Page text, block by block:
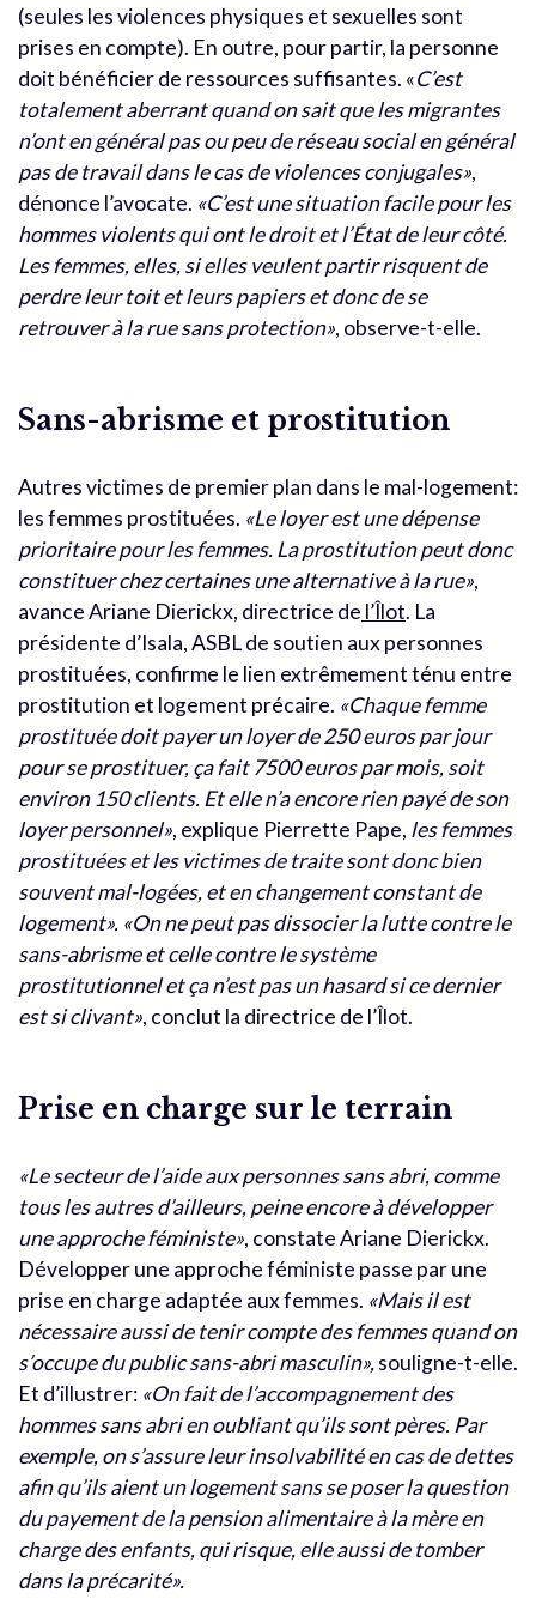
(seules les violences physiques et sexuelles sont
prises en compte). En outre, pour partir, la personne
doit bénéficier de ressources suffisantes. «C’est
totalement aberrant quand on sait que les migrantes
n’ont en général pas ou peu de réseau social en général
pas de travail dans le cas de violences conjugales»,
dénonce l’avocate. «C’est une situation facile pour les
hommes violents qui ont le droit et l’État de leur côté.
Les femmes, elles, si elles veulent partir risquent de
perdre leur toit et leurs papiers et donc de se
retrouver à la rue sans protection», observe-t-elle.
Sans-abrisme et prostitution
Autres victimes de premier plan dans le mal-logement:
les femmes prostituées. «Le loyer est une dépense
prioritaire pour les femmes. La prostitution peut donc
constituer chez certaines une alternative à la rue»,
avance Ariane Dierickx, directrice de l’Îlot. La
présidente d’Isala, ASBL de soutien aux personnes
prostituées, confirme le lien extrêmement ténu entre
prostitution et logement précaire. «Chaque femme
prostituée doit payer un loyer de 250 euros par jour
pour se prostituer, ça fait 7500 euros par mois, soit
environ 150 clients. Et elle n’a encore rien payé de son
loyer personnel», explique Pierrette Pape, les femmes
prostituées et les victimes de traite sont donc bien
souvent mal-logées, et en changement constant de
logement». «On ne peut pas dissocier la lutte contre le
sans-abrisme et celle contre le système
prostitutionnel et ça n’est pas un hasard si ce dernier
est si clivant», conclut la directrice de l’Îlot.
Prise en charge sur le terrain
«Le secteur de l’aide aux personnes sans abri, comme
tous les autres d’ailleurs, peine encore à développer
une approche féministe», constate Ariane Dierickx.
Développer une approche féministe passe par une
prise en charge adaptée aux femmes. «Mais il est
nécessaire aussi de tenir compte des femmes quand on
s’occupe du public sans-abri masculin»,souligne-t-elle.
Et d’illustrer: «On fait de l’accompagnement des
hommes sans abri en oubliant qu’ils sont pères. Par
exemple, on s’assure leur insolvabilité en cas de dettes
afin qu’ils aient un logement sans se poser la question
du payement de la pension alimentaire à la mère en
charge des enfants, qui risque, elle aussi de tomber
dans la précarité».